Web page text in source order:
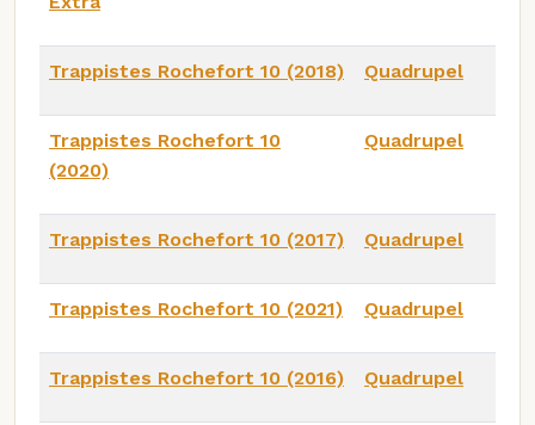
Trappistes Rochefort 10 (2018) Quadrupel
Trappistes Rochefort 10
(2020)
Quadrupel
Trappistes Rochefort 10 (2017) Quadrupel
Trappistes Rochefort 10 (2021) Quadrupel
Trappistes Rochefort 10 (2016) Quadrupel